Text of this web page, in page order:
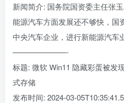
新闻简介: 国务院国资委主任张
能源汽车方面发展还不够快，国
中央汽车企业，进行新能源汽车
———————-
标题: 微软 Win11 隐藏彩蛋被发
式存储
发布时间: 2024-03-